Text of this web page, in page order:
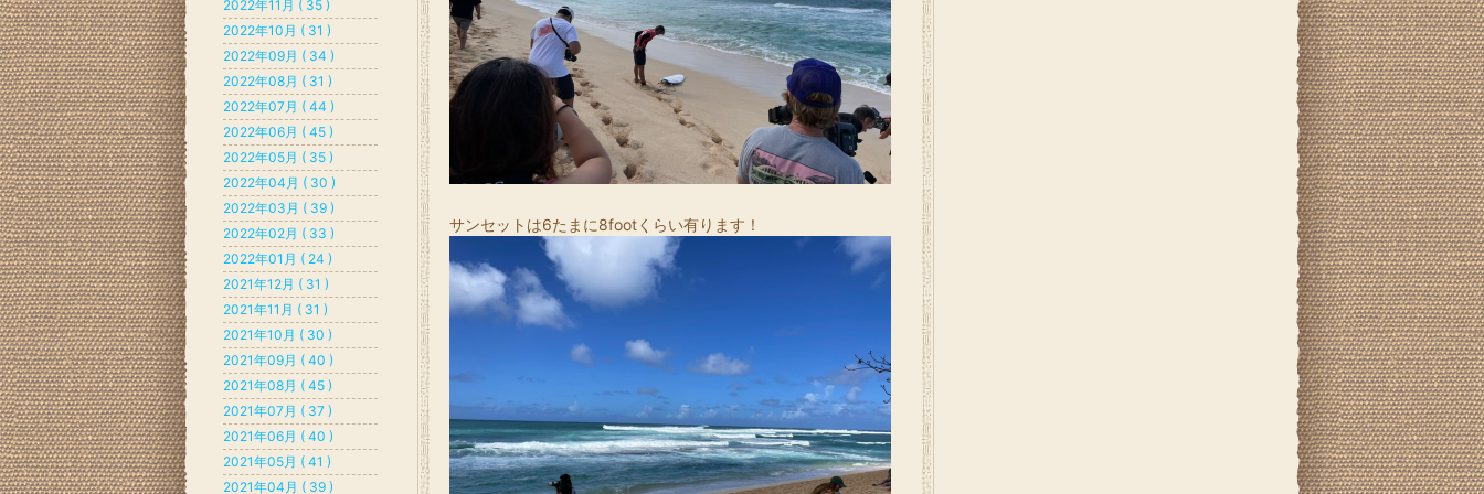
サンセットは6たまに8footくらい有ります！
2022年11月 ( 35 )
2022年10月 ( 31 )
2022年09月 ( 34 )
2022年08月 ( 31 )
2022年07月 ( 44 )
2022年06月 ( 45 )
2022年05月 ( 35 )
2022年04月 ( 30 )
2022年03月 ( 39 )
2022年02月 ( 33 )
2022年01月 ( 24 )
2021年12月 ( 31 )
2021年11月 ( 31 )
2021年10月 ( 30 )
2021年09月 ( 40 )
2021年08月 ( 45 )
2021年07月 ( 37 )
2021年06月 ( 40 )
2021年05月 ( 41 )
2021年04月 ( 39 )